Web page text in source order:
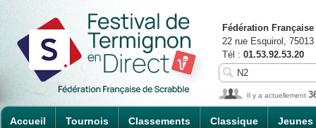
Accueil Tournois Classements Classique Jeunes
Fédération
22 rue Esquirol,
Tél : 01.53.92.53.20
Il y a actuellement